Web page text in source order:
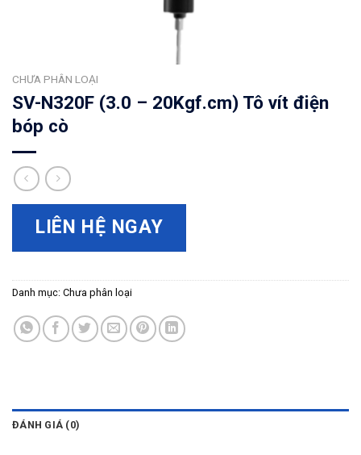
CHƯA PHÂN LOẠI
SV-N320F (3.0 – 20Kgf.cm) Tô vít điện
bóp cò
LIÊN HỆ NGAY
Danh mục: Chưa phân loại
ĐÁNH GIÁ (0)